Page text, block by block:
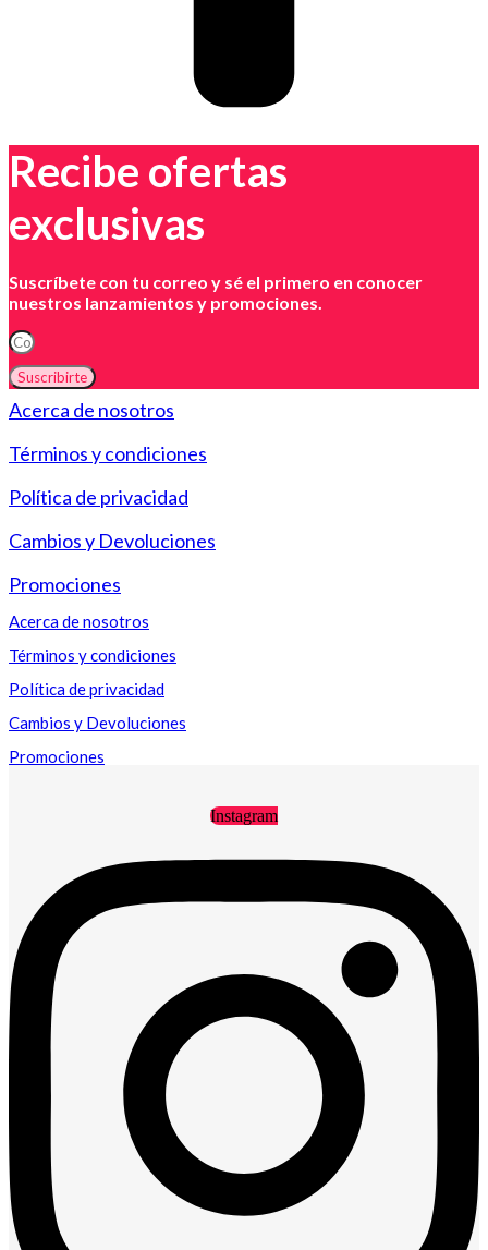
Recibe ofertas
exclusivas
Suscríbete con tu correo y sé el primero en conocer
nuestros lanzamientos y promociones.
Suscribirte
Acerca de nosotros
Términos y condiciones
Política de privacidad
Cambios y Devoluciones
Promociones
Acerca de nosotros
Términos y condiciones
Política de privacidad
Cambios y Devoluciones
Promociones
Instagram